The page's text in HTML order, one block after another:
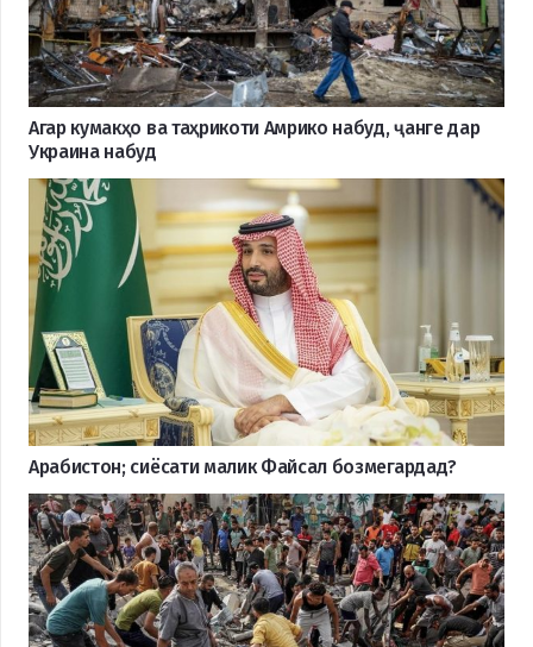
Агар кумакҳо ва таҳрикоти Амрико набуд, ҷанге дар
Украина набуд
Арабистон; сиёсати малик Файсал бозмегардад?